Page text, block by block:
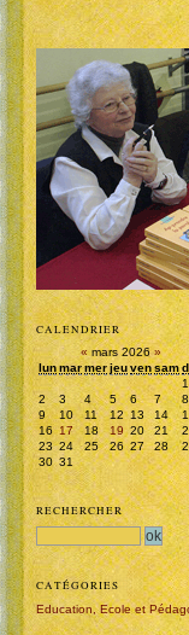
CALENDRIER
«mars 2026»
lunmarmerjeuvensam
1
2
3 4 5 6 7
8
9
10 11 12 13 14
16 17 18 19 20 21
23 24 25 26 27 28
30 31
RECHERCHER
CATÉGORIES
Education, Ecole et